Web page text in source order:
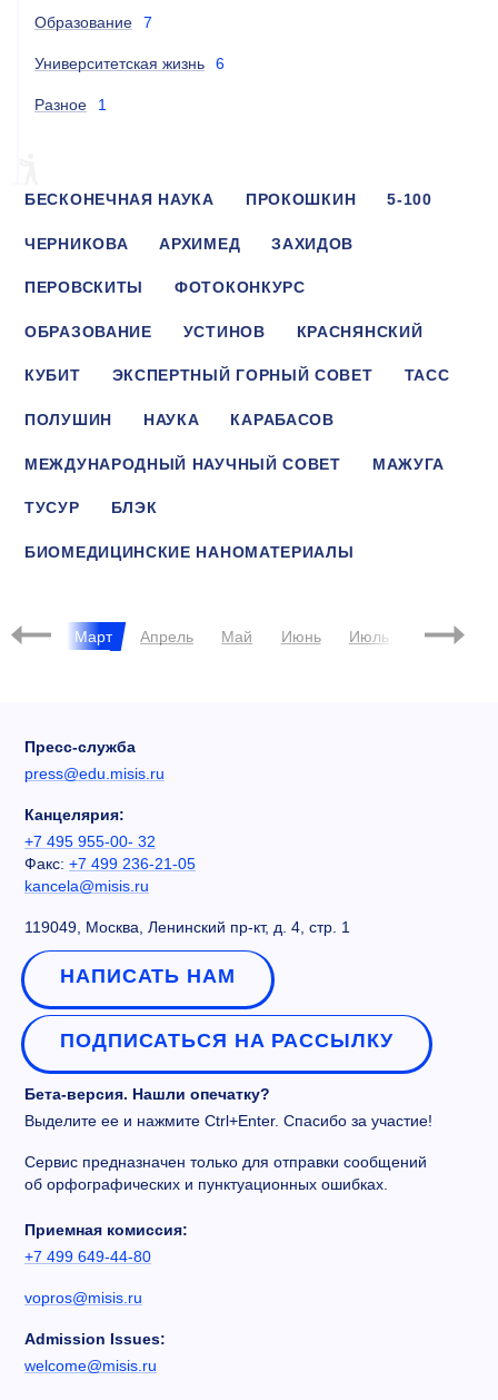
Образование 7
Университетская жизнь 6
Разное 1
БЕСКОНЕЧНАЯ НАУКА ПРОКОШКИН 5-100
ЧЕРНИКОВА АРХИМЕД ЗАХИДОВ
ПЕРОВСКИТЫ ФОТОКОНКУРС
ОБРАЗОВАНИЕ УСТИНОВ КРАСНЯНСКИЙ
КУБИТ ЭКСПЕРТНЫЙ ГОРНЫЙ СОВЕТ ТАСС
ПОЛУШИН НАУКА КАРАБАСОВ
МЕЖДУНАРОДНЫЙ НАУЧНЫЙ СОВЕТ МАЖУГА
ТУСУР БЛЭК
БИОМЕДИЦИНСКИЕ НАНОМАТЕРИАЛЫ
Март Апрель Май Июнь Июль Август
Пресс-служба
press@edu.misis.ru
Канцелярия:
+7 495 955-00- 32
Факс: +7 499 236-21-05
kancela@misis.ru
119049, Москва, Ленинский пр-кт, д. 4, стр. 1
НАПИСАТЬ НАМ
ПОДПИСАТЬСЯ НА РАССЫЛКУ
Бета-версия. Нашли опечатку?
Выделите ее и нажмите Ctrl+Enter. Спасибо за участие!
Сервис предназначен только для отправки сообщений
об орфографических и пунктуационных ошибках.
Приемная комиссия:
+7 499 649-44-80
vopros@misis.ru
Admission Issues:
welcome@misis.ru